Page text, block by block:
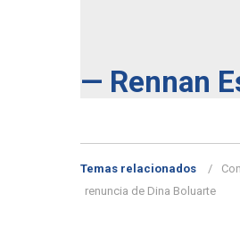
— Rennan
Temas relacionados
renuncia de Dina Boluarte